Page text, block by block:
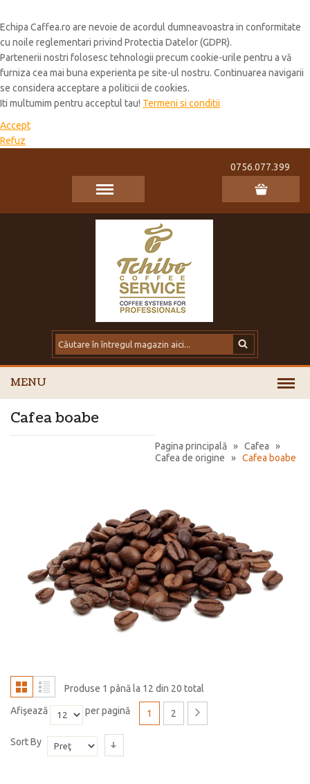
Echipa Caffea.ro are nevoie de acordul dumneavoastra in conformitate
cu noile reglementari privind Protectia Datelor (GDPR).
Partenerii nostri folosesc tehnologii precum cookie-urile pentru a vă
furniza cea mai buna experienta pe site-ul nostru. Continuarea navigarii
se considera acceptare a politicii de cookies.
Iti multumim pentru acceptul tau! Termeni si conditii
Accept
Refuz
0756.077.399
MENU
Pagina principală » Cafea
»
Cafea de origine
» Cafea boabe
Cafea boabe
Produse 1 până la 12 din 20 total
1 2
Afişează per pagină
Sort By